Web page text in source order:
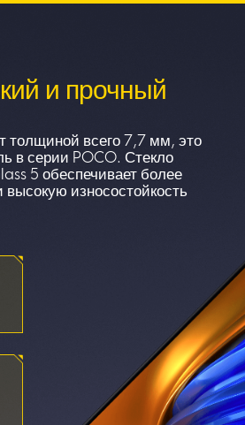
и прочный
толщиной всего 7,7 мм, это
в серии POCO. Стекло
5 обеспечивает более
износостойкость